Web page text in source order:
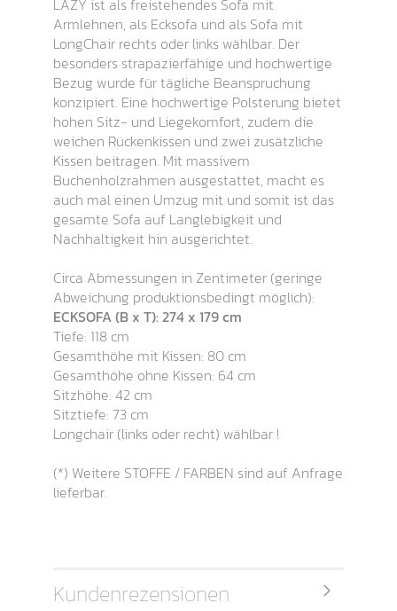
LAZY ist als freistehendes Sofa mit
Armlehnen, als Ecksofa und als Sofa mit
LongChair rechts oder links wählbar. Der
besonders strapazierfähige und hochwertige
Bezug wurde für tägliche Beanspruchung
konzipiert. Eine hochwertige Polsterung bietet
hohen Sitz- und Liegekomfort, zudem die
weichen Rückenkissen und zwei zusätzliche
Kissen beitragen. Mit massivem
Buchenholzrahmen ausgestattet, macht es
auch mal einen Umzug mit und somit ist das
gesamte Sofa auf Langlebigkeit und
Nachhaltigkeit hin ausgerichtet.
Circa Abmessungen in Zentimeter (geringe
Abweichung produktionsbedingt möglich):
ECKSOFA (B x T): 274 x 179 cm
Tiefe: 118 cm
Gesamthöhe mit Kissen: 80 cm
Gesamthöhe ohne Kissen: 64 cm
Sitzhöhe: 42 cm
Sitztiefe: 73 cm
Longchair (links oder recht) wählbar !
(*) Weitere STOFFE / FARBEN sind auf Anfrage
lieferbar.
Kundenrezensionen